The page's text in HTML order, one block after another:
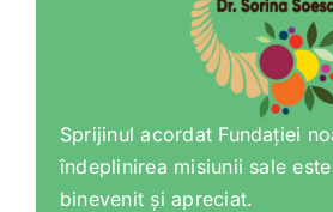
Sprijinul acordat Fundației
îndeplinirea misiunii sale
binevenit și apreciat.